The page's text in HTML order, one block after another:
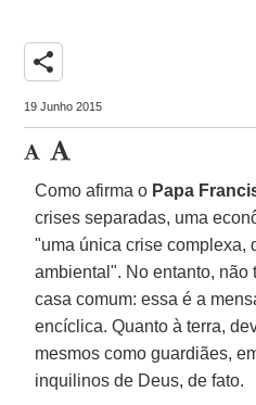
share
19 Junho 2015
Como afirma o Papa
crises separadas, uma
"uma única crise complexa,
ambiental". No entanto, não
casa comum: essa é a
encíclica. Quanto à terra,
mesmos como guardiães,
inquilinos de Deus, de fato.